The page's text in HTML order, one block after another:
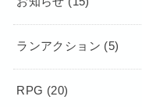
ランアクション (5)
RPG (20)